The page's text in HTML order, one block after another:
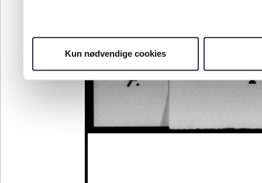
Kun nødvendige cookies